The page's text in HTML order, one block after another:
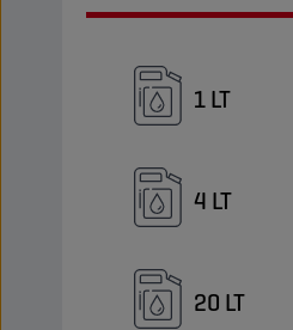
1 LT
4 LT
20 LT